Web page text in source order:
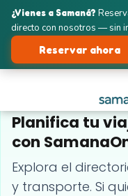
GUÍA Y RESERVAS EN
Planifica tu
con
Explora el
y transporte. Si
¿Vienes a Samaná?
directo con nosotros — sin
Reservar ahora